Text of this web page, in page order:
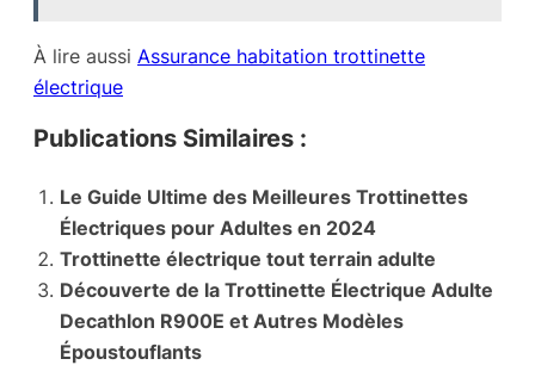
À lire aussi Assurance habitation trottinette
électrique
Publications Similaires :
Le Guide Ultime des Meilleures Trottinettes
Électriques pour Adultes en 2024
Trottinette électrique tout terrain adulte
Découverte de la Trottinette Électrique Adulte
Decathlon R900E et Autres Modèles
Époustouflants